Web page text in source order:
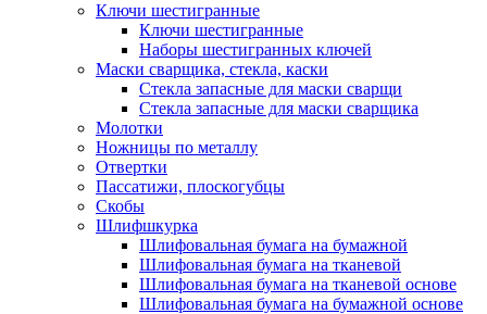
Ключи шестигранные
Ключи шестигранные
Наборы шестигранных ключей
Маски сварщика, стекла, каски
Стекла запасные для маски сварщи
Стекла запасные для маски сварщика
Молотки
Ножницы по металлу
Отвертки
Пассатижи, плоскогубцы
Скобы
Шлифшкурка
Шлифовальная бумага на бумажной
Шлифовальная бумага на тканевой
Шлифовальная бумага на тканевой основе
Шлифовальная бумага на бумажной основе